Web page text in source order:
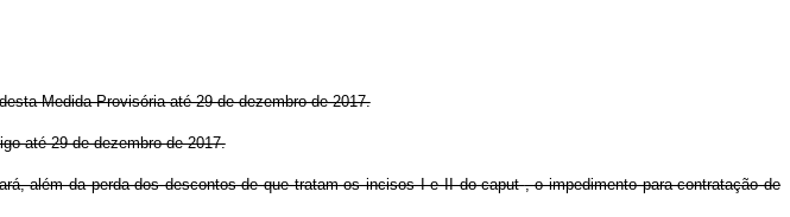
Medida Provisória até 29 de dezembro de 2017.
até 29 de dezembro de 2017.
além da perda dos descontos de que tratam os incisos I e II docaput, o impedimento para contratação de